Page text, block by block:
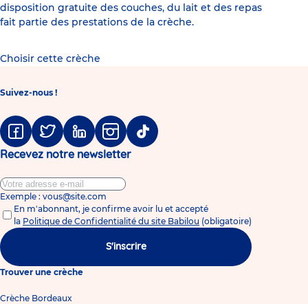
disposition gratuite des couches, du lait et des repas
fait partie des prestations de la crèche.
Choisir cette crèche
Suivez-nous !
FacebookTwitter LinkedinInstagramTiktok
Recevez notre newsletter
Exemple : vous@site.com
En m'abonnant, je confirme avoir lu et accepté
la Politique de Confidentialité du site Babilou (obligatoire)
S'inscrire
Trouver une crèche
Crèche Bordeaux